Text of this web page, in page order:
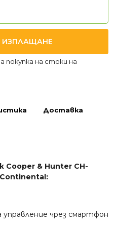
ИЗПЛАЩАНЕ
покупка на стоки на
Доставка
& Hunter CH-
Continental:
управление чрез смартфон